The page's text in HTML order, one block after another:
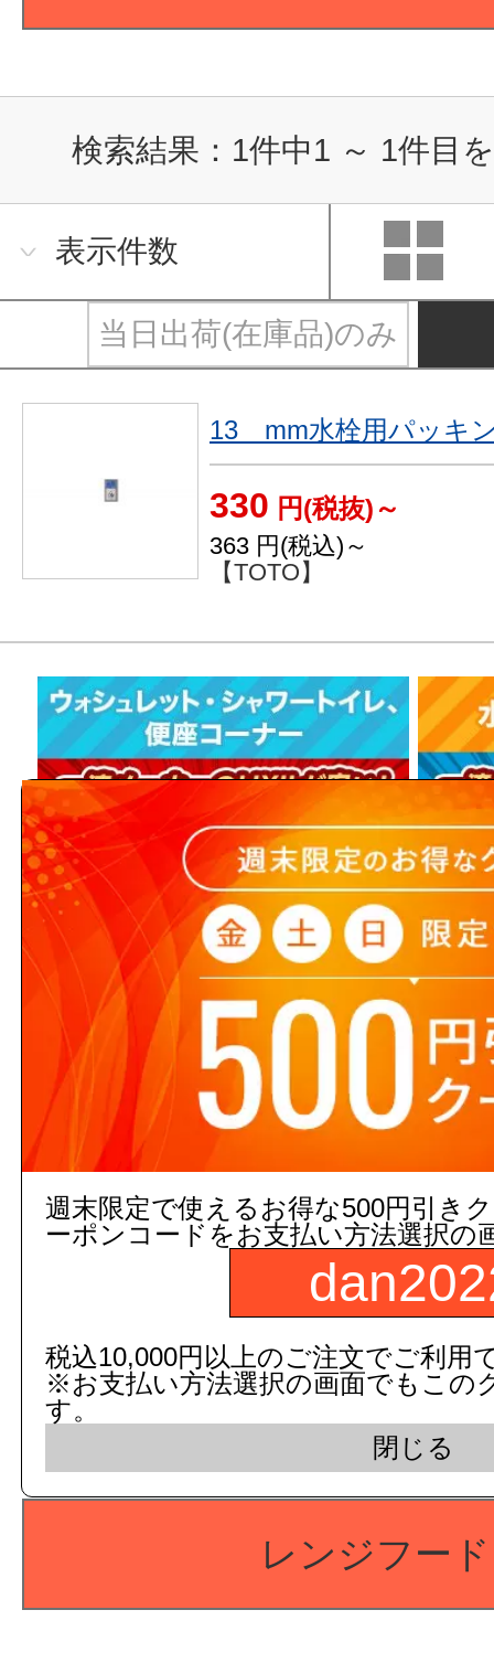
検索結果： 1件中1 ～ 1件目
表示件数
当日出荷(在庫品)のみ
13 mm水栓用パッキ
330 円(税抜)～
363 円(税込)～
【TOTO】
レンジフー
週末限定で使えるお得な500円引き
ーポンコードをお支払い方法選択の
税込10,000円以上のご注文でご利用
※お支払い方法選択の画面でもこの
す。
閉じる